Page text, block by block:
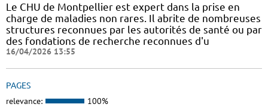
Le CHU de Montpellier est expert dans la prise en
charge de maladies non rares. Il abrite de nombreuses
structures reconnues par les autorités de santé ou par
des fondations de recherche reconnues d'u
16/04/2026 13:55
PAGES
relevance: 100%